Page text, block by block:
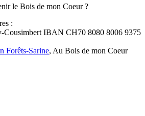
le Bois de mon Coeur ?
:
Cousimbert IBAN CH70 8080 8006 9375
Forêts-Sarine, Au Bois de mon Coeur